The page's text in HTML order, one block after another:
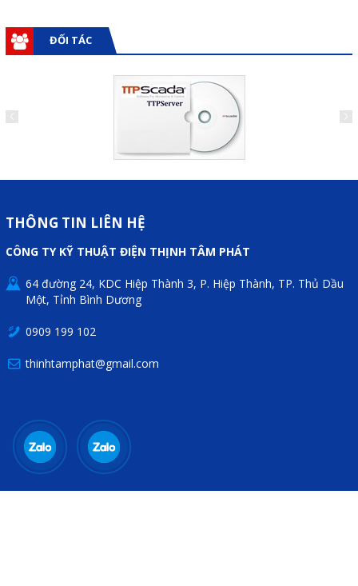
ĐỐI TÁC
THÔNG TIN LIÊN HỆ
CÔNG TY KỸ THUẬT ĐIỆN THỊNH TÂM PHÁT
64 đường 24, KDC Hiệp Thành 3, P. Hiệp Thành, TP. Thủ Dầu
Một, Tỉnh Bình Dương
0909 199 102
thinhtamphat@gmail.com